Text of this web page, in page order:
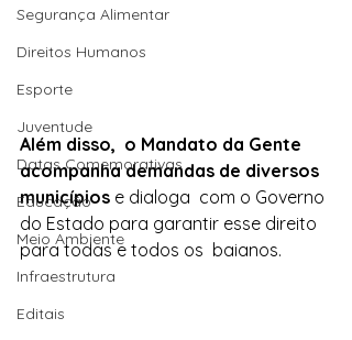
Segurança Alimentar
Direitos Humanos
Esporte
Juventude
Datas Comemorativas
Educação
Meio Ambiente
Infraestrutura
Editais
Além disso, o Mandato da Gente
acompanha demandas de diversos
municípios e dialoga  com o Governo
do Estado para garantir esse direito
para todas e todos os  baianos.